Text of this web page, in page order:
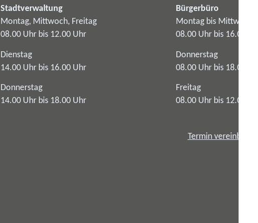
Stadtverwaltung
Montag, Mittwoch, Freitag
08.00 Uhr bis 12.00 Uhr
Dienstag
14.00 Uhr bis 16.00 Uhr
Donnerstag
14.00 Uhr bis 18.00 Uhr
Bürgerbüro
Montag bis Mittwoch
08.00 Uhr bis 16.00 Uhr
Donnerstag
08.00 Uhr bis 18.00 Uhr
Freitag
08.00 Uhr bis 12.00 Uhr
Termin vereinbaren